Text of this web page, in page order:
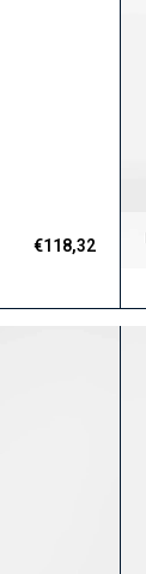
€118,32